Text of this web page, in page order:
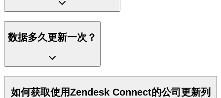
数据多久更新一次？
如何获取使用Zendesk Connect的公司更新列